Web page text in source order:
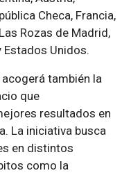
Checa, Francia,
Rozas de Madrid,
Estados Unidos.
acogerá también la
que
resultados en
La iniciativa busca
en distintos
como la